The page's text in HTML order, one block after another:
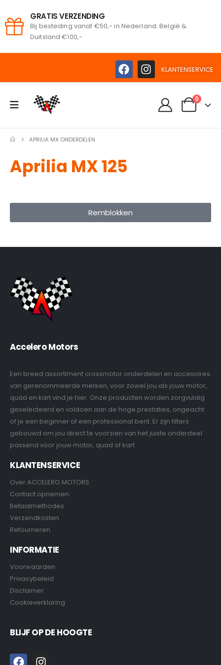
GRATIS VERZENDING
Bij besteding vanaf €50,- in Nederland. België &
Duitsland €100,-
KLANTENSERVICE
0
APRILIA MX ONDERDELEN
Aprilia MX 125
Remblokken
Accelero Motors
Een breed assortiment crossmotor onderdelen en accesoires
van gerenommeerde merken, voor zowel jou als jouw motor,
quad en kart vind je hier. Onze producten worden zorgvuldig
geselecteerd en voldoen aan de hoge prestaties, ongeacht
of je een beginner of een professional bent. Er zijn filters
gebouwd om jou direct te voorzien van het juiste onderdeel
passend voor jouw motor, quad of kart
KLANTENSERVICE
Over ACCELERO MOTORS
Contact opnemen
Betaalmethodes
Verzendkosten
Retourneren
INFORMATIE
Voorwaarden
Privacybeleid
Disclaimer
Cookieverklaring
BLIJF OP DE HOOGTE